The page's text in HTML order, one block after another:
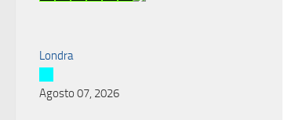
Londra
Agosto 07, 2026